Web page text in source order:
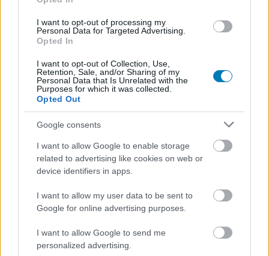
I want to opt-out of processing my
Personal Data for Targeted Advertising.
Opted In
I want to opt-out of Collection, Use,
Retention, Sale, and/or Sharing of my
Personal Data that Is Unrelated with the
Purposes for which it was collected.
Opted Out
Google consents
I want to allow Google to enable storage
related to advertising like cookies on web or
device identifiers in apps.
I want to allow my user data to be sent to
Google for online advertising purposes.
I want to allow Google to send me
personalized advertising.
szivárogtató ellen
A cég szerint egy volt szerződéses munkatárs
szivárogtatta ki a titkokat.
21.86%
Az Epic Games jogi lépéseket tett egy korábbi
szerződéses munkatársa, Hayden Cohen ellen, akit azzal
vádol, hogy az interneten AdiraFN néven működve
információkat. A kereset szerint Cohen a munkája során
aláírt titoktartási szerződés (NDA) ellenére osztott meg